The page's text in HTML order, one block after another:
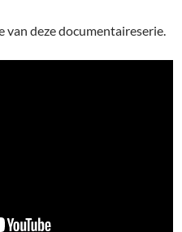
van deze documentaireserie.